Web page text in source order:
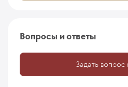
Вопросы и ответы
Задать вопрос